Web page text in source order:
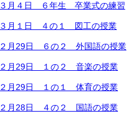
３月４日 ６年生 卒業式の練習
３月１日 ４の１ 図工の授業
２月29日 ６の２ 外国語の授業
２月29日 １の２ 音楽の授業
２月29日 １の１ 体育の授業
２月28日 ４の２ 国語の授業